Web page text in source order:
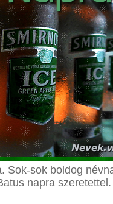
Sok-sok boldog
napra szeretettel.